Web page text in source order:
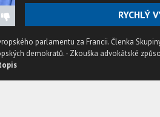
RYCHLÝ
parlamentu za Francii. Členka
demokratů. - Zkouška advokátské